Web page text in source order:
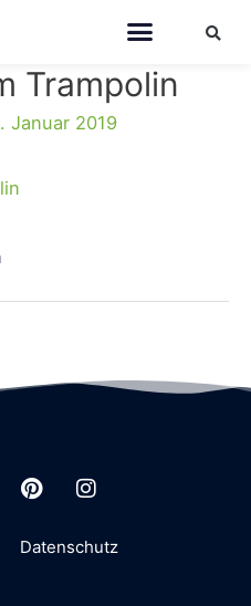
Trampolin
Januar 2019
Datenschutz